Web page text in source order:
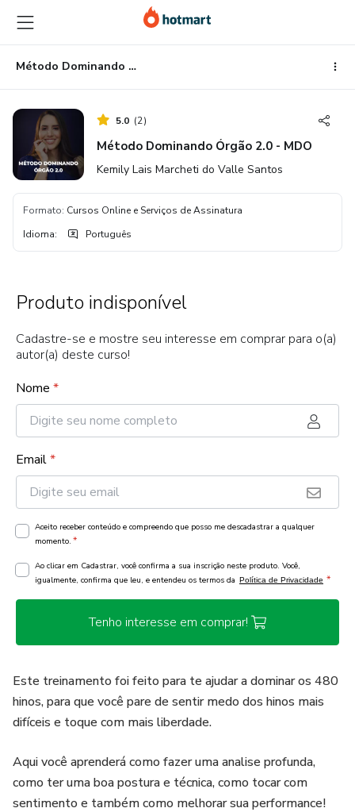
para
o
conteúdo
principal
para
o
pagamento
para
o
rodapé
Método Dominando Órgão 2.0 - MDO
5.0 (2)
Método Dominando Órgão 2.0 - MDO
Kemily Lais Marcheti do Valle Santos
Formato: Cursos Online e Serviços de Assinatura
Idioma: Português
Produto indisponível
Cadastre-se e mostre seu interesse em comprar para o(a)
autor(a) deste curso!
Nome *
Email*
Aceito receber conteúdo e compreendo que posso me descadastrar a qualquer
momento. *
Ao clicar em Cadastrar, você confirma a sua inscrição neste produto. Você,
igualmente, confirma que leu, e entendeu os termos da Política de Privacidade *
Tenho interesse em comprar!
Este treinamento foi feito para te ajudar a dominar os 480
hinos, para que você pare de sentir medo dos hinos mais
difíceis e toque com mais liberdade.
Aqui você aprenderá como fazer uma analise profunda,
como ter uma boa postura e técnica, como tocar com
sentimento e também como melhorar sua performance!